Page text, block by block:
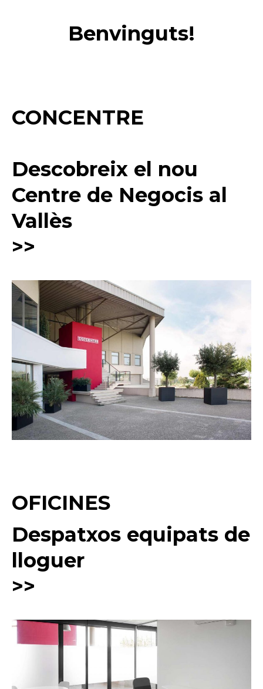
Benvinguts!
CONCENTRE
Descobreix el nou
Centre de Negocis al
Vallès
>>
OFICINES
Despatxos equipats de
lloguer
>>